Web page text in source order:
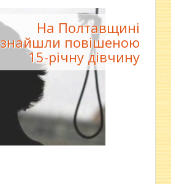
На Полтавщині
знайшли повішеною
15-річну дівчину